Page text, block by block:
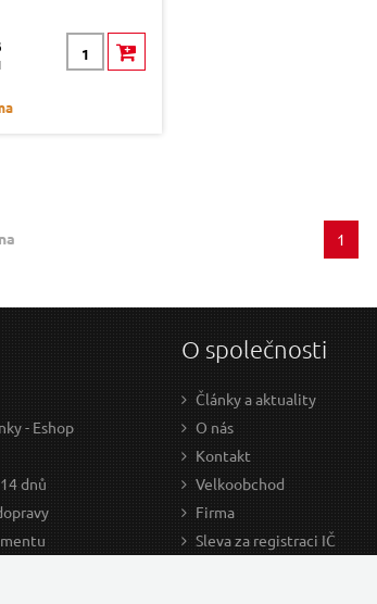
1
- Eshop
dnů
O společnosti
Články a aktuality
O nás
Kontakt
Velkoobchod
Firma
Sleva za registraci IČ